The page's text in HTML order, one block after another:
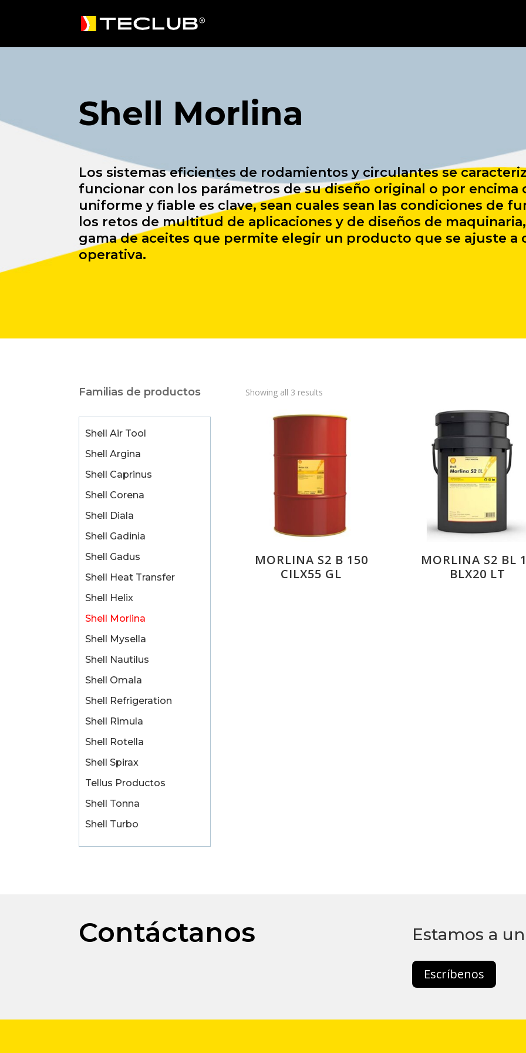
Shell Morlina
Los sistemas eficientes de rodamientos y circulantes se
funcionar con los parámetros de su diseño original o por encima
uniforme y fiable es clave, sean cuales sean las condiciones de
los retos de multitud de aplicaciones y de diseños de
gama de aceites que permite elegir un producto que se ajuste a
operativa.
Familias de productos
Shell Air Tool
Shell Argina
Shell Caprinus
Shell Corena
Shell Diala
Shell Gadinia
Shell Gadus
Shell Heat Transfer
Shell Helix
Shell Morlina
Shell Mysella
Shell Nautilus
Shell Omala
Shell Refrigeration
Shell Rimula
Shell Rotella
Shell Spirax
Tellus Productos
Shell Tonna
Shell Turbo
Showing all 3 results
MORLINA S2 B 150
CILX55 GL
MORLINA S2 BL
BLX20 LT
Contáctanos Estamos a
Escríbenos